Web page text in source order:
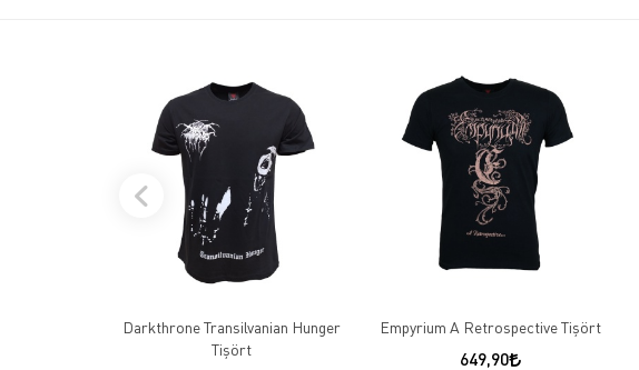
Darkthrone Transilvanian Hunger
Tişört
Empyrium A Retrospective Tişört
649,90